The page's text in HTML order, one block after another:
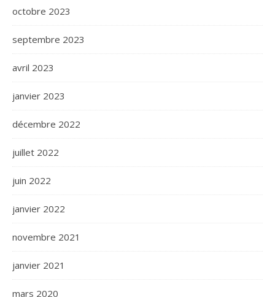
octobre 2023
septembre 2023
avril 2023
janvier 2023
décembre 2022
juillet 2022
juin 2022
janvier 2022
novembre 2021
janvier 2021
mars 2020